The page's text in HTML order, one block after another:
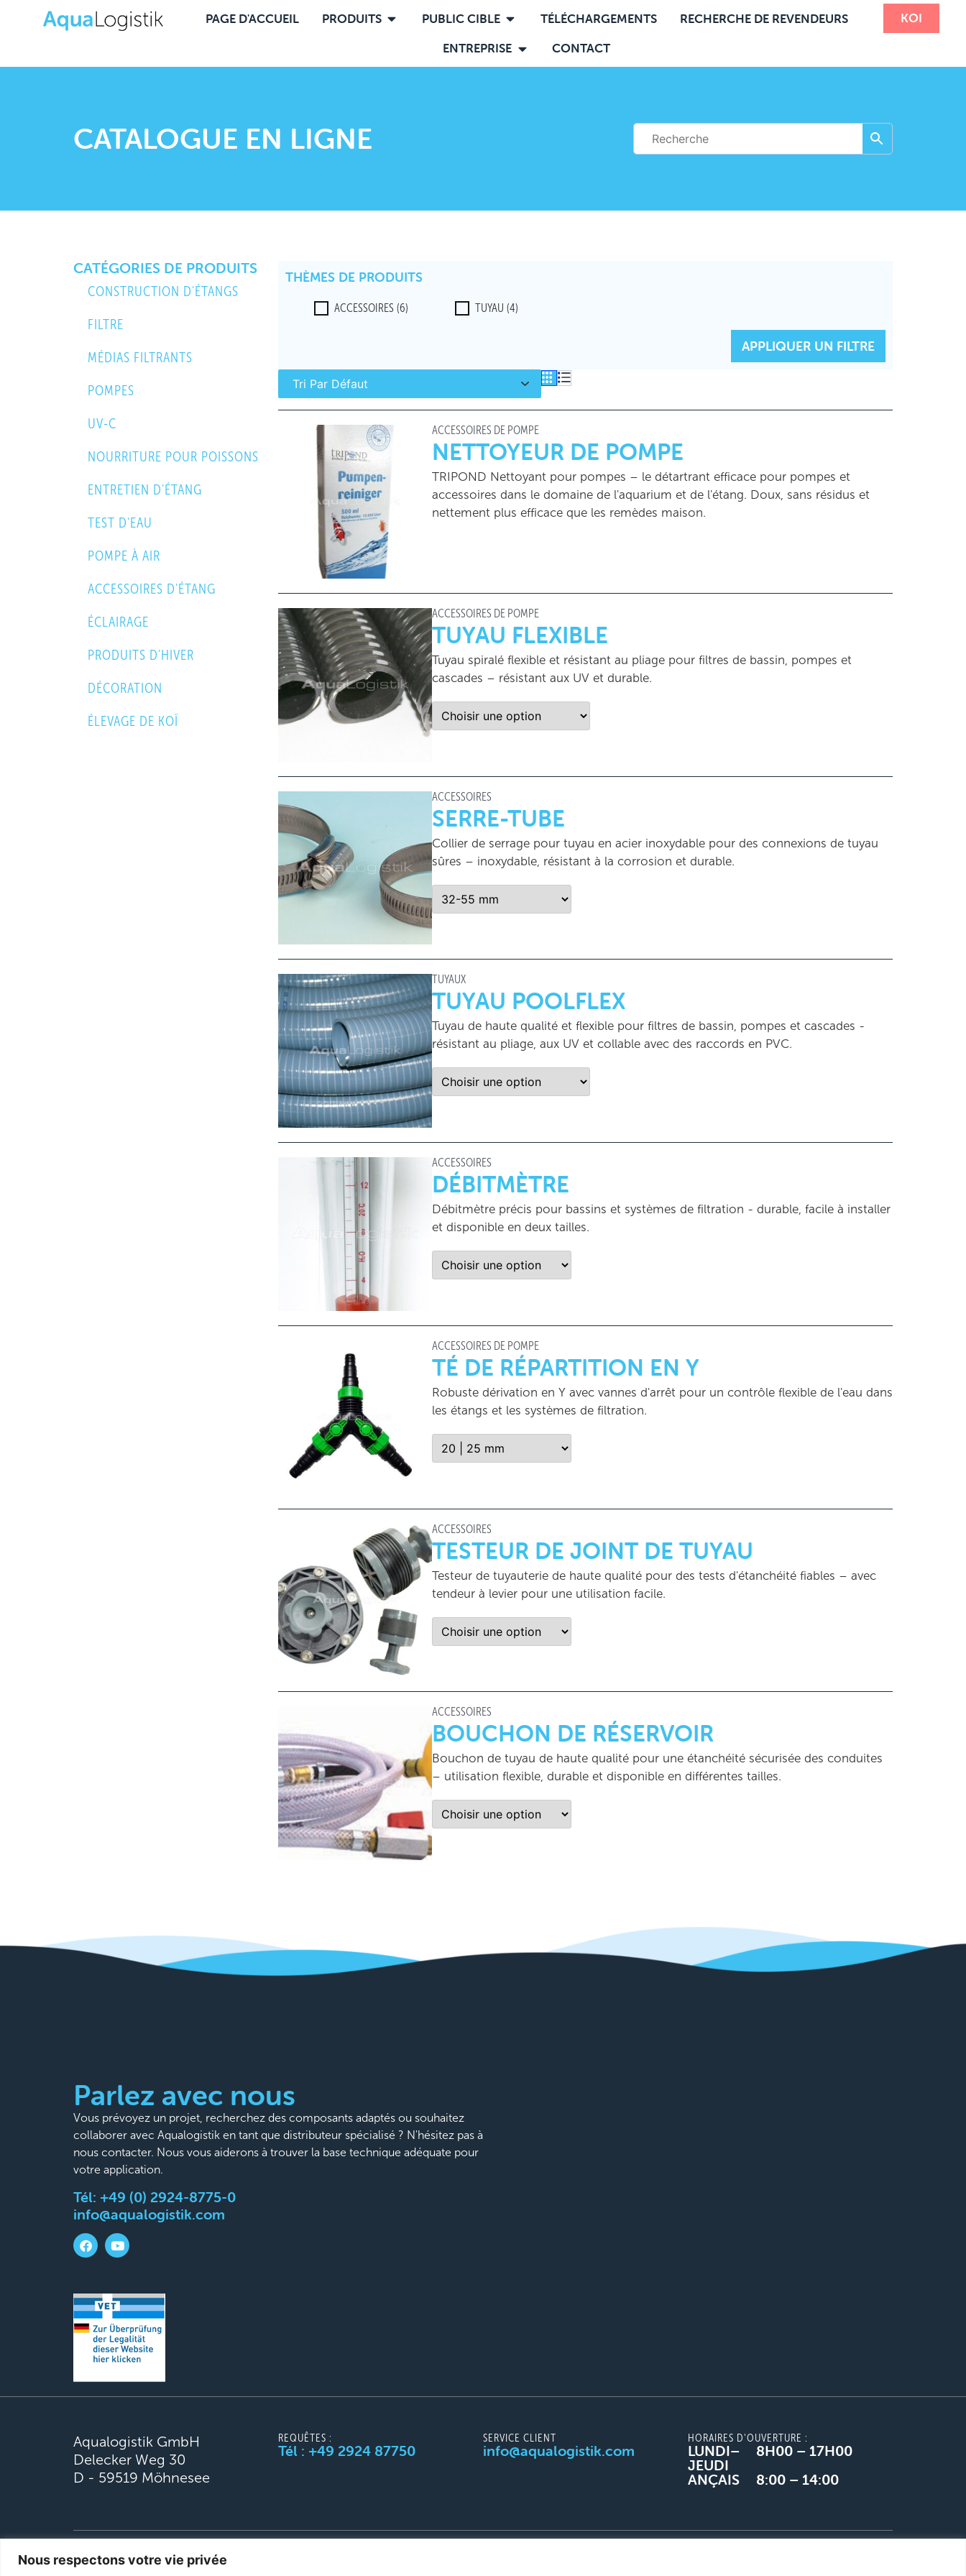
Nous respectons votre vie privée
PAGE D'ACCUEIL PRODUITS PUBLIC CIBLE TÉLÉCHARGEMENTS
RECHERCHE DE REVENDEURS
ENTREPRISE
CONTACT
KOI
CATALOGUE EN LIGNE
CATÉGORIES DE PRODUITS
CONSTRUCTION D'ÉTANGS
FILTRE
MÉDIAS FILTRANTS
POMPES
UV-C
NOURRITURE POUR POISSONS
ENTRETIEN D'ÉTANG
TEST D'EAU
POMPE À AIR
ACCESSOIRES D'ÉTANG
ÉCLAIRAGE
PRODUITS D'HIVER
DÉCORATION
ÉLEVAGE DE KOÏ
THÈMES DE PRODUITS
ACCESSOIRES (6) TUYAU (4)
APPLIQUER UN FILTRE
ACCESSOIRES DE POMPE
NETTOYEUR DE POMPE
TRIPOND Nettoyant pour pompes – le détartrant efficace pour pompes et
accessoires dans le domaine de l'aquarium et de l'étang. Doux, sans résidus et
nettement plus efficace que les remèdes maison.
ACCESSOIRES DE POMPE
TUYAU FLEXIBLE
Tuyau spiralé flexible et résistant au pliage pour filtres de bassin, pompes et
cascades – résistant aux UV et durable.
ACCESSOIRES
SERRE-TUBE
Collier de serrage pour tuyau en acier inoxydable pour des connexions de tuyau
sûres – inoxydable, résistant à la corrosion et durable.
TUYAUX
TUYAU POOLFLEX
Tuyau de haute qualité et flexible pour filtres de bassin, pompes et cascades -
résistant au pliage, aux UV et collable avec des raccords en PVC.
ACCESSOIRES
DÉBITMÈTRE
Débitmètre précis pour bassins et systèmes de filtration - durable, facile à installer
et disponible en deux tailles.
ACCESSOIRES DE POMPE
TÉ DE RÉPARTITION EN Y
Robuste dérivation en Y avec vannes d'arrêt pour un contrôle flexible de l'eau dans
les étangs et les systèmes de filtration.
ACCESSOIRES
TESTEUR DE JOINT DE TUYAU
Testeur de tuyauterie de haute qualité pour des tests d'étanchéité fiables – avec
tendeur à levier pour une utilisation facile.
ACCESSOIRES
BOUCHON DE RÉSERVOIR
Bouchon de tuyau de haute qualité pour une étanchéité sécurisée des conduites
– utilisation flexible, durable et disponible en différentes tailles.
Parlez avec nous
Vous prévoyez un projet, recherchez des composants adaptés ou souhaitez
collaborer avec Aqualogistik en tant que distributeur spécialisé ? N'hésitez pas à
nous contacter. Nous vous aiderons à trouver la base technique adéquate pour
votre application.
Tél: +49 (0) 2924-8775-0
info@aqualogistik.com
Aqualogistik GmbH
Delecker Weg 30
D - 59519 Möhnesee
REQUÊTES :
Tél : +49 2924 87750
SERVICE CLIENT
info@aqualogistik.com
HORAIRES D'OUVERTURE :
LUNDI–
JEUDI
8H00 – 17H00
ANÇAIS
8:00 – 14:00
© 2026 Aqualogistik. Tous droits réservés.